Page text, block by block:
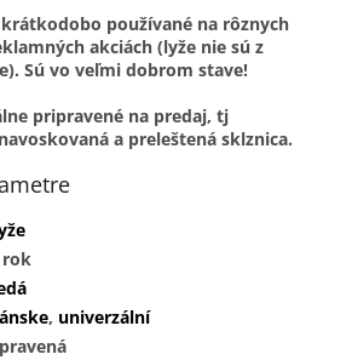
používané na rôznych
akciách (lyže nie sú z
Sú vo veľmi dobrom stave!
pripravené na predaj, tj
a preleštená sklznica.
rok
, univerzální